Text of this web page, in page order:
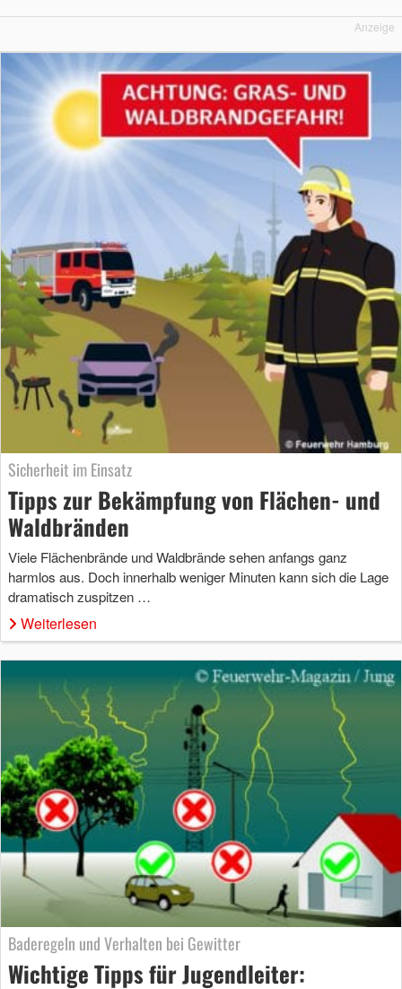
Anzeige
Sicherheit im Einsatz
Tipps zur Bekämpfung von Flächen- und
Waldbränden
Viele Flächenbrände und Waldbrände sehen anfangs ganz
harmlos aus. Doch innerhalb weniger Minuten kann sich die Lage
dramatisch zuspitzen …
Weiterlesen
Baderegeln und Verhalten bei Gewitter
Wichtige Tipps für Jugendleiter: